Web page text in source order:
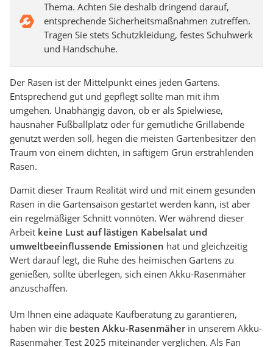
Thema. Achten Sie deshalb dringend darauf,
entsprechende Sicherheitsmaßnahmen zutreffen.
Tragen Sie stets Schutzkleidung, festes Schuhwerk
und Handschuhe.
Der Rasen ist der Mittelpunkt eines jeden Gartens.
Entsprechend gut und gepflegt sollte man mit ihm
umgehen. Unabhängig davon, ob er als Spielwiese,
hausnaher Fußballplatz oder für gemütliche Grillabende
genutzt werden soll, hegen die meisten Gartenbesitzer den
Traum von einem dichten, in saftigem Grün erstrahlenden
Rasen.
Damit dieser Traum Realität wird und mit einem gesunden
Rasen in die Gartensaison gestartet werden kann, ist aber
ein regelmäßiger Schnitt vonnöten. Wer während dieser
Arbeit keine Lust auf lästigen Kabelsalat und
umweltbeeinflussende Emissionen hat und gleichzeitig
Wert darauf legt, die Ruhe des heimischen Gartens zu
genießen, sollte überlegen, sich einen Akku-Rasenmäher
anzuschaffen.
Um Ihnen eine adäquate Kaufberatung zu garantieren,
haben wir die besten Akku-Rasenmäherin unserem Akku-
Rasenmäher Test 2025 miteinander verglichen. Als Fan